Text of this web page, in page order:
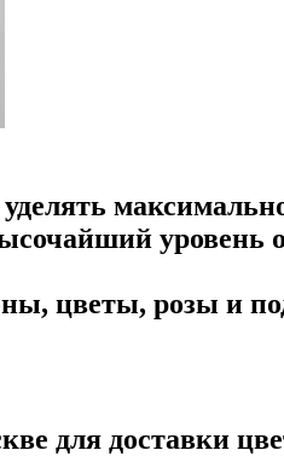
цветы, розы и
для доставки